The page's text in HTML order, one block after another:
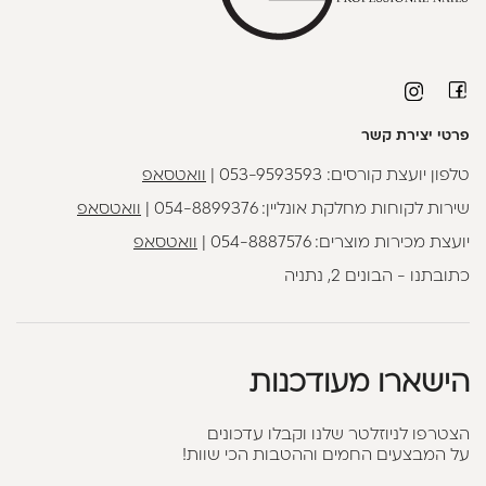
פרטי יצירת קשר
טלפון יועצת קורסים: 053-9593593 וואטסאפ
שירות לקוחות מחלקת אונליין:054-8899376 וואטסאפ
יועצת מכירות מוצרים:054-8887576 וואטסאפ
כתובתנו - הבונים 2, נתניה
הישארו מעודכנות
הצטרפו לניוזלטר שלנו וקבלו עדכונים
על המבצעים החמים וההטבות הכי שוות!